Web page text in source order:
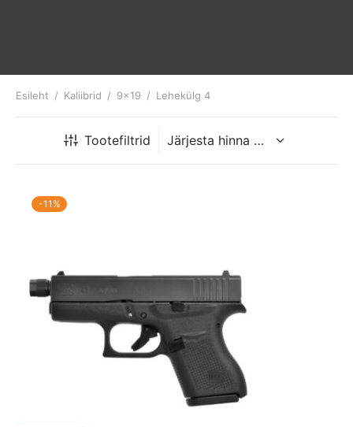
Esileht / Kaliibrid / 9x19 / Lehekülg 4
Tootefiltrid
-11 %